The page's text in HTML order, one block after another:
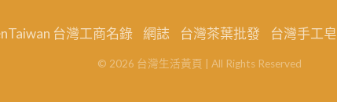
台灣工商名錄 網誌 台灣茶葉批發 台灣手工皂
© 2026 台灣生活黃頁 | All Rights Reserved